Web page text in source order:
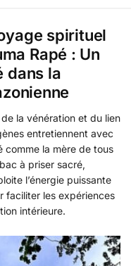
spirituel
Rapé : Un
dans la
la vénération et du lien
entretiennent avec
comme la mère de tous
à priser sacré,
l’énergie puissante
faciliter les expériences
intérieure.